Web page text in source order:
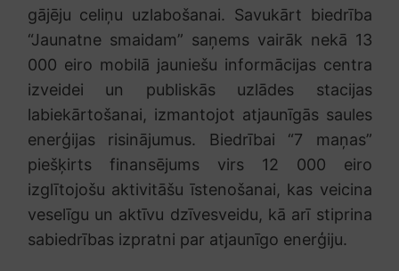
gājēju celiņu uzlabošanai. Savukārt biedrība
“Jaunatne smaidam” saņems vairāk nekā 13
000 eiro mobilā jauniešu informācijas centra
izveidei un publiskās uzlādes stacijas
labiekārtošanai, izmantojot atjaunīgās saules
enerģijas risinājumus. Biedrībai “7 maņas”
piešķirts finansējums virs 12 000 eiro
izglītojošu aktivitāšu īstenošanai, kas veicina
veselīgu un aktīvu dzīvesveidu, kā arī stiprina
sabiedrības izpratni par atjaunīgo enerģiju.